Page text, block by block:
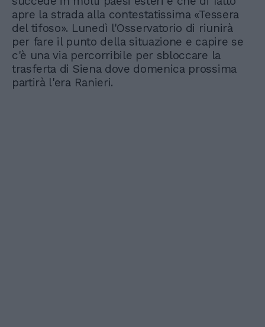
apre la strada alla contestatissima «Tessera
del tifoso». Lunedì l'Osservatorio di riunirà
per fare il punto della situazione e capire se
c'è una via percorribile per sbloccare la
trasferta di Siena dove domenica prossima
partirà l'era Ranieri.